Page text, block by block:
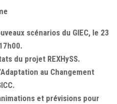
scénarios du GIEC, le 23
du projet REXHySS.
au Changement
et prévisions pour